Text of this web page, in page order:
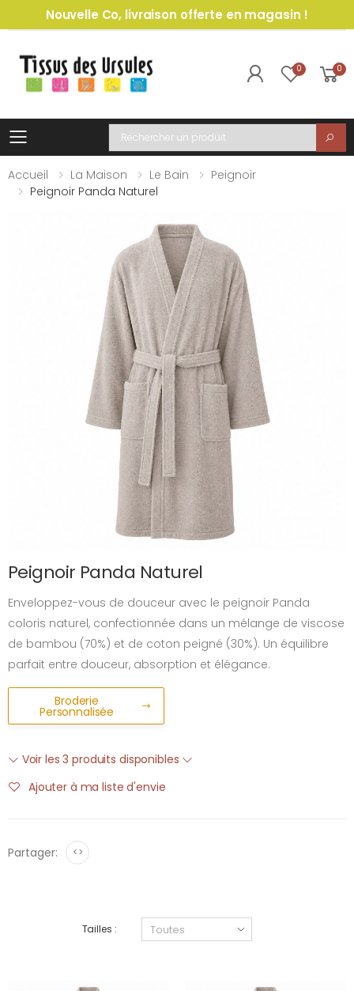
Nouvelle Co, livraison offerte en magasin !
0 0
Toggle mobile menu
Recherche
Accueil
La Maison Le Bain
Peignoir
Peignoir Panda Naturel
Peignoir Panda Naturel
Enveloppez-vous de douceur avec le peignoir Panda
coloris naturel, confectionnée dans un mélange de viscose
de bambou (70%) et de coton peigné (30%). Un équilibre
parfait entre douceur, absorption et élégance.
Broderie
Personnalisée
Voir les 3 produits disponibles
Ajouter à ma liste d'envie
Partager: <>
Tailles :